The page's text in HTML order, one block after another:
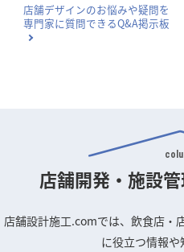
店舗デザインのお悩みや疑問を
専門家に質問できるQ&A掲示板
店舗開発・施設
店舗設計施工.comでは、飲食店・
に役立つ情報や